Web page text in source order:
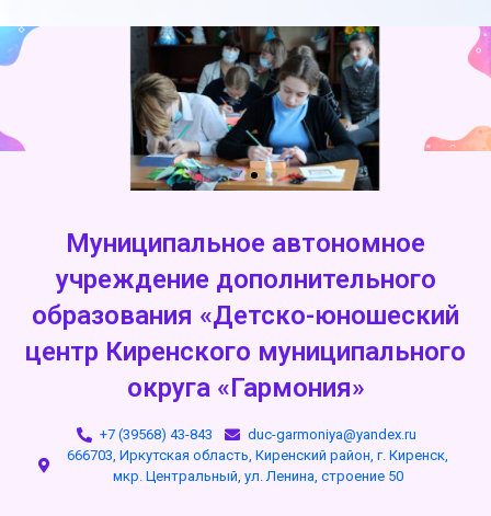
Муниципальное автономное
учреждение дополнительного
образования «Детско-юношеский
центр Киренского муниципального
округа «Гармония»
+7 (39568) 43-843
duc-garmoniya@yandex.ru
666703, Иркутская область, Киренский район, г. Киренск,
мкр. Центральный, ул. Ленина, строение 50